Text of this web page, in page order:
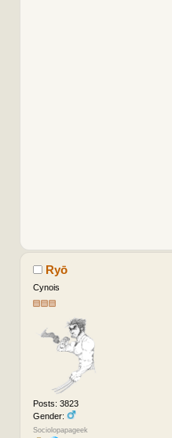
Ryō
Cynois
Posts: 3823
Gender:
Sociolopapageek